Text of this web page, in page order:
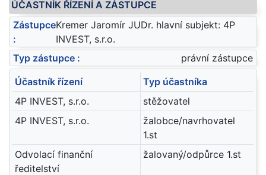
ÚČASTNÍK ŘÍZENÍ A ZÁSTUPCE
Zástupce
:
Kremer Jaromír JUDr. hlavní subjekt: 4P
INVEST, s.r.o.
Typ zástupce :
právní zástupce
Účastník řízení
Typ účastníka
4P INVEST, s.r.o.
stěžovatel
4P INVEST, s.r.o.
žalobce/navrhovatel
1.st
Odvolací finanční
ředitelství
žalovaný/odpůrce 1.st